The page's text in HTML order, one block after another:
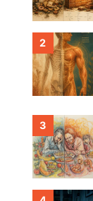
2
3